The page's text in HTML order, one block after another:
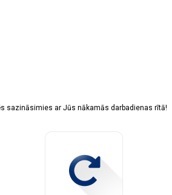
sazināsimies ar Jūs nākamās darbadienas rītā!